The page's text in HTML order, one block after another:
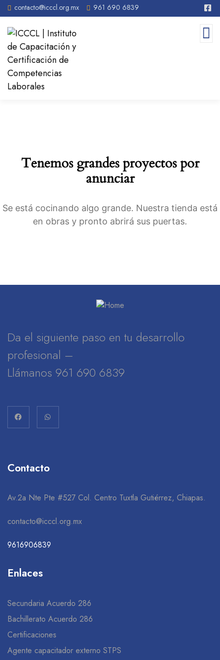
contacto@icccl.org.mx 961 690 6839
Tenemos grandes proyectos por
anunciar
Se está cocinando algo grande. Nuestra tienda está
en obras y pronto abrirá sus puertas.
Da el siguiente paso en tu desarrollo
profesional –
Llámanos 961 690 6839
Contacto
Av.2a Nte Pte #527 Col. Centro Tuxtla Gutiérrez, Chiapas.
contacto@icccl.org.mx
9616906839
Enlaces
Secundaria Acuerdo 286
Bachillerato Acuerdo 286
Certificaciones
Agente capacitador externo STPS